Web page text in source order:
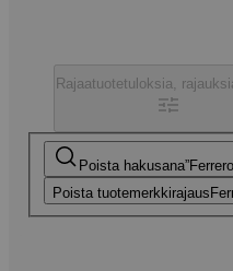
Poista hakusana
Poista tuotemerkkirajaus
Rajaatuotetuloksia,